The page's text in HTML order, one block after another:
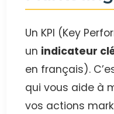
Un KPI (Key
un indicateur
en français).
qui vous aide à
vos actions